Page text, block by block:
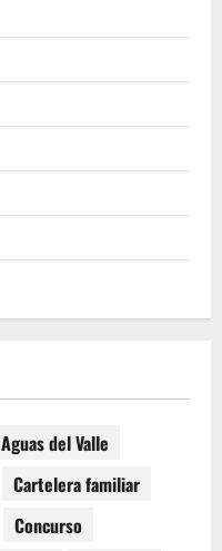
Aguas del Valle
Cartelera familiar
Concurso